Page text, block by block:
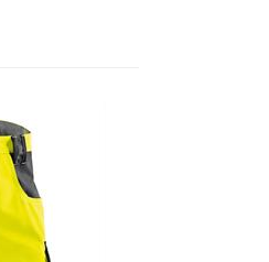
laterais
- com 2
e fecho de
de
bolso
e fecho de